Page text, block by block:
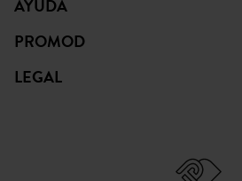
AYUDA
PROMOD
LEGAL